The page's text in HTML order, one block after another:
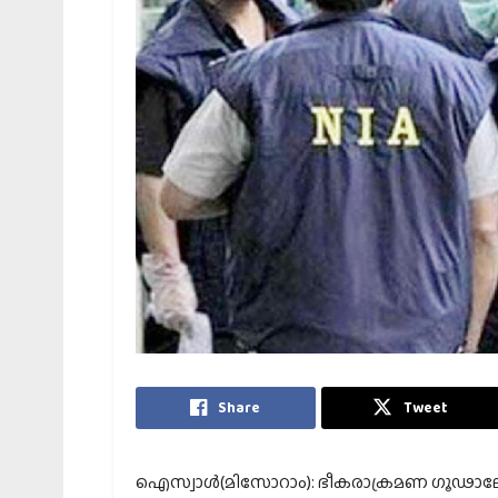
Share Tweet
ഐസ്വാള്‍(മിസോറാം): ഭീകരാക്രമണ